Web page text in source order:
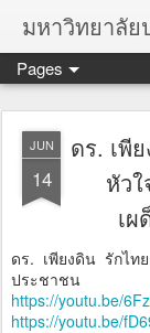
มหาวิทยาลัย
Pages
JUN
14
ดร. เพี
หัว
เผ
ดร. เพียงดิน รักไ
ประชาชน ล้ม
https://youtu.be/
https://youtu.be/